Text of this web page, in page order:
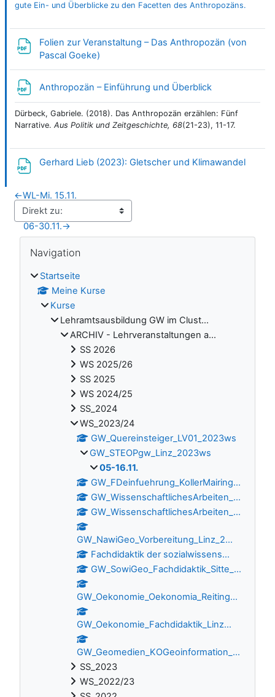
gute Ein- und Überblicke zu den Facetten des Anthropozäns.
Folien zur Veranstaltung – Das Anthropozän (von
Pascal Goeke)
Anthropozän – Einführung und Überblick
Dürbeck, Gabriele. (2018). Das Anthropozän erzählen: Fünf
Narrative. Aus Politik und Zeitgeschichte, 68(21-23), 11-17.
Gerhard Lieb (2023): Gletscher und KlimawandelDatei
←WL-Mi. 15.11.
→
06-30.11.
Navigation
Startseite
Meine Kurse
Kurse
Lehramtsausbildung GW im Clust...
ARCHIV - Lehrveranstaltungen a...
SS 2026
WS 2025/26
SS 2025
WS 2024/25
SS_2024
WS_2023/24
GW_Quereinsteiger_LV01_2023ws
GW_STEOPgw_Linz_2023ws
05-16.11.
GW_FDeinfuehrung_KollerMairing...
GW_WissenschaftlichesArbeiten_...
GW_WissenschaftlichesArbeiten_...
GW_NawiGeo_Vorbereitung_Linz_2...
Fachdidaktik der sozialwissens...
GW_SowiGeo_Fachdidaktik_Sitte_...
GW_Oekonomie_Oekonomia_Reiting...
GW_Oekonomie_Fachdidaktik_Linz...
GW_Geomedien_KOGeoinformation_...
SS_2023
WS_2022/23